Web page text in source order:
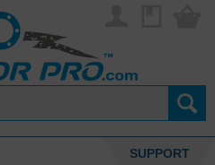
SUPPORT